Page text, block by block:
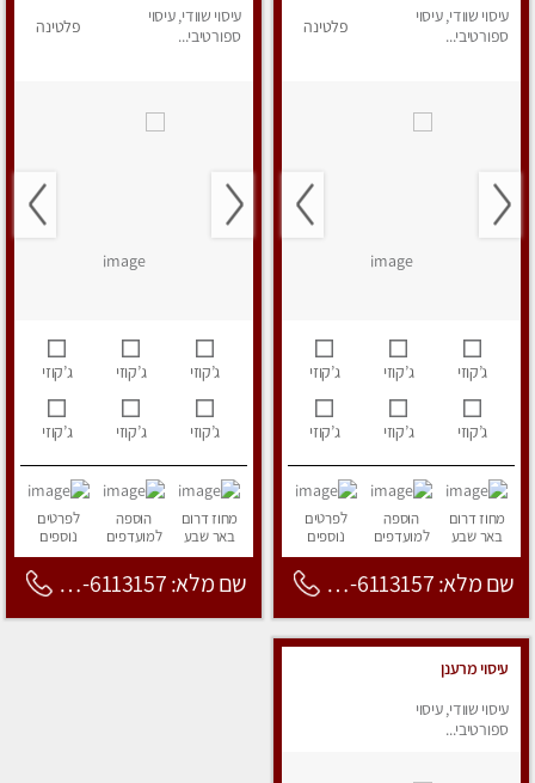
עיסוי שוודי, עיסוי
ספורטיבי...
פלטינה
ג’קוזי ג’קוזי ג’קוזי
ג’קוזי ג’קוזי ג’קוזי
מחוז דרום
באר שבע
הוספה
למועדפים
לפרטים
נוספים
שם מלא: 053-6113157
עיסוי שוודי, עיסוי
ספורטיבי...
פלטינה
ג’קוזי ג’קוזי ג’קוזי
ג’קוזי ג’קוזי ג’קוזי
מחוז דרום
באר שבע
הוספה
למועדפים
לפרטים
נוספים
שם מלא: 053-6113157
עיסוי מרענן
עיסוי שוודי, עיסוי
ספורטיבי...